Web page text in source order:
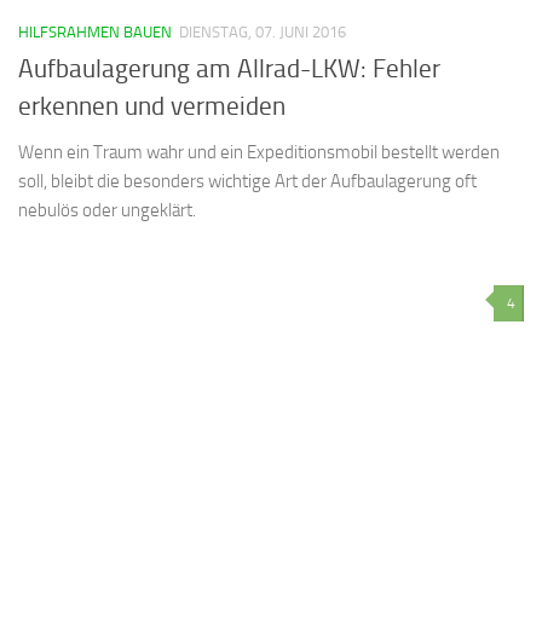
HILFSRAHMEN BAUEN DIENSTAG, 07. JUNI 2016
Aufbaulagerung am Allrad-LKW: Fehler
erkennen und vermeiden
Wenn ein Traum wahr und ein Expeditionsmobil bestellt werden
soll, bleibt die besonders wichtige Art der Aufbaulagerung oft
nebulös oder ungeklärt.
4